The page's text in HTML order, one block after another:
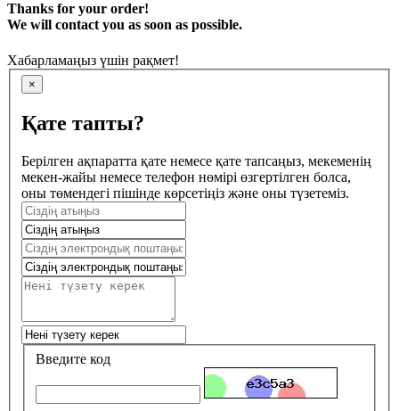
Thanks for your order!
We will contact you as soon as possible.
Хабарламаңыз үшін рақмет!
×
Қате тапты?
Берілген ақпаратта қате немесе қате тапсаңыз, мекеменің
мекен-жайы немесе телефон нөмірі өзгертілген болса,
оны төмендегі пішінде көрсетіңіз және оны түзетеміз.
Введите код